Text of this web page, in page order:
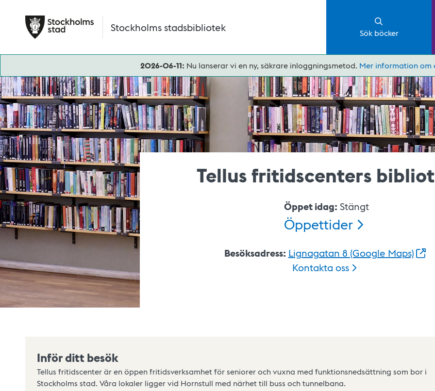
Stockholms stadsbibliotek Sök böcker
2026-06-11: Nu lanserar vi en ny, säkrare inloggningsmetod. Mer information om
Tellus fritidscenters
Öppet idag: Stängt
Öppettider
Besöksadress: Lignagatan 8 (Google Maps)
Kontakta oss
Inför ditt besök
Tellus fritidscenter är en öppen fritidsverksamhet för seniorer och vuxna med funktionsnedsättning som bor i
Stockholms stad. Våra lokaler ligger vid Hornstull med närhet till buss och tunnelbana.